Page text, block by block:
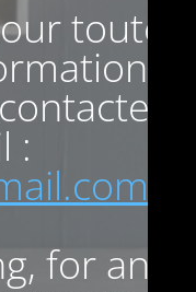
toute
:
for any